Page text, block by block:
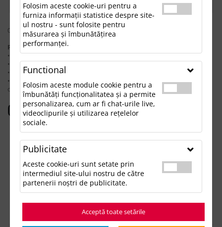
0 rezultate pentru: "pitlaneemergencyhammer"
Pentru a găsi produsul dorit, încearcă următoarele:
• Verifică dacă ai scris corect termenii.
• Încearcă să foloseşti sinonime.
• Încearcă din nou, folosind o căutare mai generală.
• Ne poţi contacta telefonic la 021.336.03.32 sau prin email la
office@updateadv.ro şi te ajutăm să găseşti produsul dorit.
Categorii populare
Accesorii birou
Accesorii mancare si bautura
Accesorii Tech si Gadgeturi
Haine de Munca
Imbracaminte si Accesorii
Lifestyle si Timp Liber
Ocazii și Evenimente Tematice
Folosim aceste cookie-uri pentru a
furniza informații statistice despre site-
ul nostru - sunt folosite pentru
măsurarea și îmbunătățirea
performanței.
Functional
Folosim aceste module cookie pentru a
îmbunătăți funcționalitatea și a permite
personalizarea, cum ar fi chat-urile live,
videoclipurile și utilizarea rețelelor
sociale.
Publicitate
Aceste cookie-uri sunt setate prin
intermediul site-ului nostru de către
partenerii noștri de publicitate.
Acceptă toate setările